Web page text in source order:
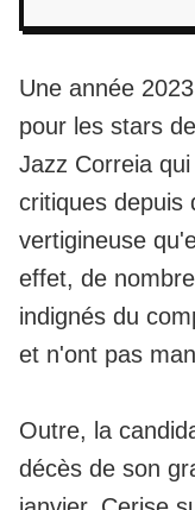
Une année
pour les stars de
Jazz Correia
critiques depuis
vertigineuse
effet, de
indignés du
et n'ont pas
Outre, la
décès de son